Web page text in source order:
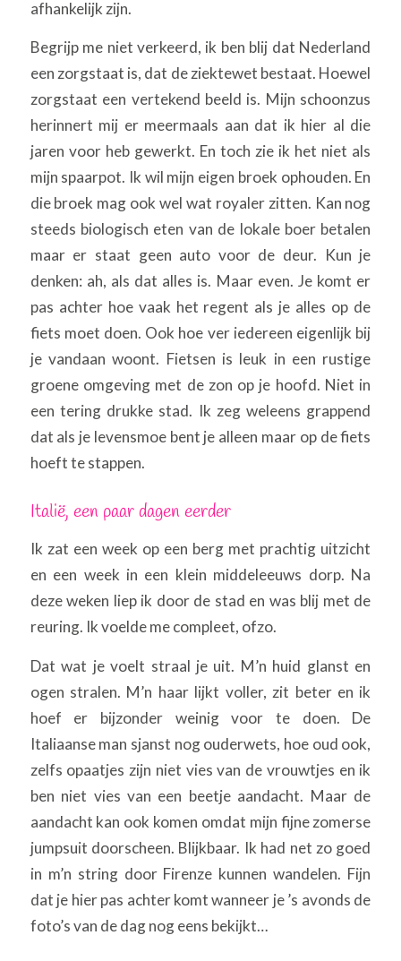
afhankelijk zijn.
Begrijp me niet verkeerd, ik ben blij dat Nederland
een zorgstaat is, dat de ziektewet bestaat. Hoewel
zorgstaat een vertekend beeld is. Mijn schoonzus
herinnert mij er meermaals aan dat ik hier al die
jaren voor heb gewerkt. En toch zie ik het niet als
mijn spaarpot. Ik wil mijn eigen broek ophouden. En
die broek mag ook wel wat royaler zitten. Kan nog
steeds biologisch eten van de lokale boer betalen
maar er staat geen auto voor de deur. Kun je
denken: ah, als dat alles is. Maar even. Je komt er
pas achter hoe vaak het regent als je alles op de
fiets moet doen. Ook hoe ver iedereen eigenlijk bij
je vandaan woont. Fietsen is leuk in een rustige
groene omgeving met de zon op je hoofd. Niet in
een tering drukke stad. Ik zeg weleens grappend
dat als je levensmoe bent je alleen maar op de fiets
hoeft te stappen.
Italië, een paar dagen eerder
Ik zat een week op een berg met prachtig uitzicht
en een week in een klein middeleeuws dorp. Na
deze weken liep ik door de stad en was blij met de
reuring. Ik voelde me compleet, ofzo.
Dat wat je voelt straal je uit. M’n huid glanst en
ogen stralen. M’n haar lijkt voller, zit beter en ik
hoef er bijzonder weinig voor te doen. De
Italiaanse man sjanst nog ouderwets, hoe oud ook,
zelfs opaatjes zijn niet vies van de vrouwtjes en ik
ben niet vies van een beetje aandacht. Maar de
aandacht kan ook komen omdat mijn fijne zomerse
jumpsuit doorscheen. Blijkbaar. Ik had net zo goed
in m’n string door Firenze kunnen wandelen. Fijn
dat je hier pas achter komt wanneer je ’s avonds de
foto’s van de dag nog eens bekijkt…